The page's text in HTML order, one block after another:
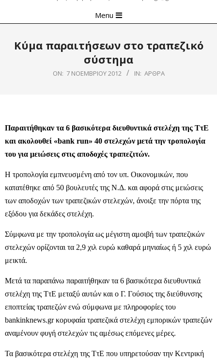
Navigation
Menu
Κύμα παραιτήσεων στο τραπεζικό
σύστημα
ON: 7 ΝΟΕΜΒΡΊΟΥ 2012 IN: ΆΡΘΡΑ
Παραιτήθηκαν τα 6 βασικότερα διευθυντικά στελέχη της ΤτΕ
και ακολουθεί «bank run» 40 στελεχών μετά την τροπολογία
του για μειώσεις στις αποδοχές τραπεζιτών.
Η τροπολογία εμπνευσμένη από τον υπ. Οικονομικών, που
κατατέθηκε από 50 βουλευτές της Ν.Δ. και αφορά στις μειώσεις
των αποδοχών των τραπεζικών στελεχών, άνοιξε την πόρτα της
εξόδου για δεκάδες στελέχη.
Σύμφωνα με την τροπολογία ως μέγιστη αμοιβή των τραπεζικών
στελεχών ορίζονται τα 2,9 χιλ ευρώ καθαρά μηνιαίως ή 5 χιλ ευρώ
μεικτά.
Μετά τα παραπάνω παραιτήθηκαν τα 6 βασικότερα διευθυντικά
στελέχη της ΤτΕ μεταξύ αυτών και ο Γ. Γούσιος της διεύθυνσης
εποπτείας τραπεζών ενώ σύμφωνα με πληροφορίες του
bankinknews.gr κορυφαία τραπεζικά στελέχη εμπορικών τραπεζών
αναμένουν φυγή στελεχών τις αμέσως επόμενες μέρες.
Τα βασικότερα στελέχη της ΤτΕ που υπηρετούσαν την Κεντρική